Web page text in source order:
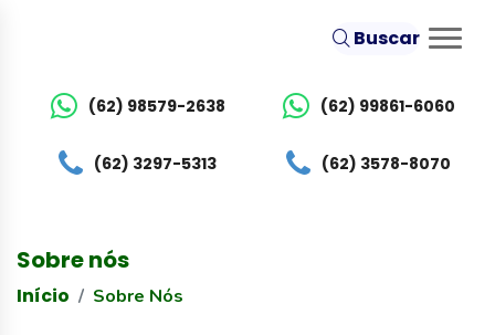
Buscar
(62) 98579-2638 (62) 99861-6060
(62) 3297-5313 (62) 3578-8070
Sobre nós
Início Sobre Nós